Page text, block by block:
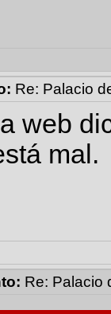
Re: Palacio
web
mal.
Re: Palacio